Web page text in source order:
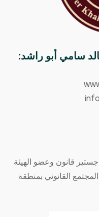
سامي أبو راشد:
قانون وعضو الهيئة
القانوني بمنطقة